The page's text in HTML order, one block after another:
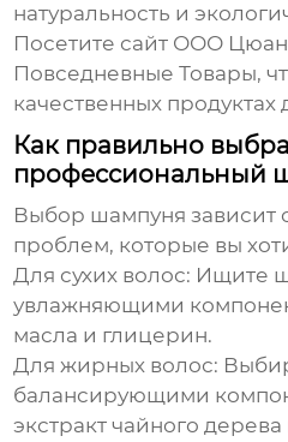
натуральность и
Посетите сайт ООО
Повседневные Товары,
качественных продуктах
Как правильно
профессиональный
Выбор шампуня зависит
проблем, которые вы
Для сухих волос: Ищите
увлажняющими
масла и глицерин.
Для жирных волос:
балансирующими
экстракт чайного